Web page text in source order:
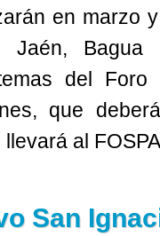
en marzo
Jaén,
del
que
al
San